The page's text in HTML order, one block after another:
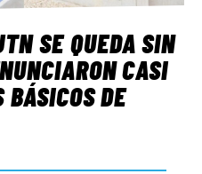
SE QUEDA SIN
CASI
BÁSICOS DE